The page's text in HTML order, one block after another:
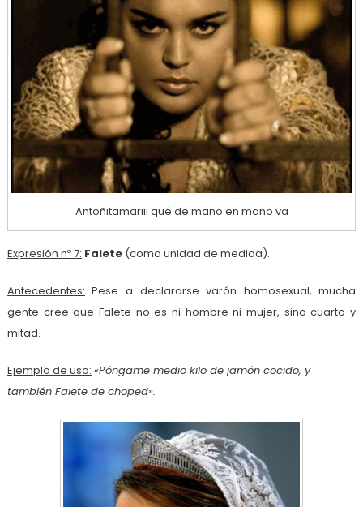
Antoñitamariii qué de mano en mano va
Expresión nº 7: Falete (como unidad de medida).
Antecedentes: Pese a declararse varón homosexual, mucha
gente cree que Falete no es ni hombre ni mujer, sino cuarto y
mitad.
Ejemplo de uso: «Póngame medio kilo de jamón cocido, y
también Falete de choped».